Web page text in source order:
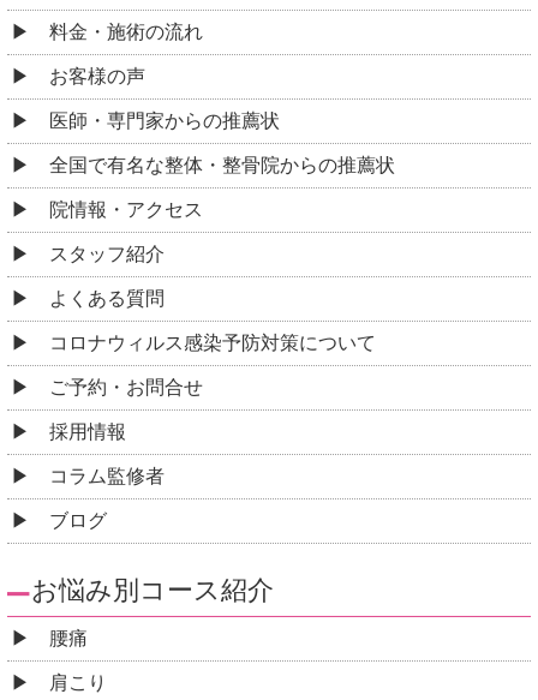
料金・施術の流れ
お客様の声
医師・専門家からの推薦状
全国で有名な整体・整骨院からの推薦状
院情報・アクセス
スタッフ紹介
よくある質問
コロナウィルス感染予防対策について
ご予約・お問合せ
採用情報
コラム監修者
ブログ
お悩み別コース紹介
腰痛
肩こり